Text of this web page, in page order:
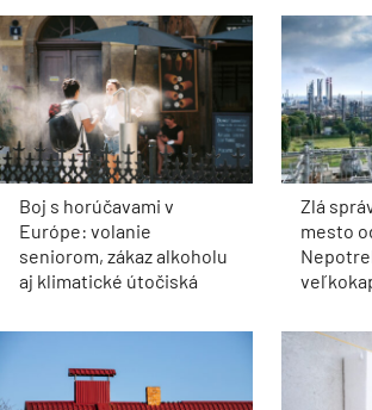
Boj s horúčavami v
Európe: volanie
seniorom, zákaz alkoholu
aj klimatické útočiská
Zlá
mesto